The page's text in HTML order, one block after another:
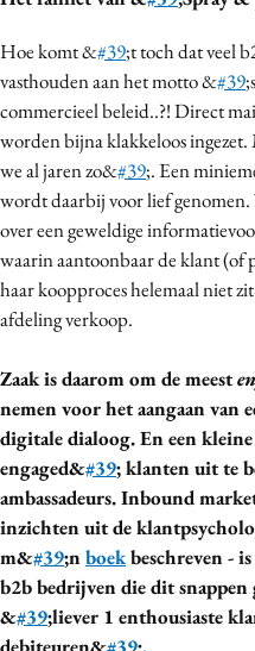
Hoe komt &#39;t toch dat veel
vasthouden aan het motto &#39
commercieel beleid..?! Direct
worden bijna klakkeloos
we al jaren zo&#39;. Een
wordt daarbij voor lief
over een geweldige
waarin aantoonbaar de klant (of
haar koopproces helemaal niet
afdeling verkoop.
Zaak is daarom om de meest
nemen voor het aangaan van
digitale dialoog. En een
engaged&#39; klanten uit te
ambassadeurs. Inbound
inzichten uit de
m&#39;nboekbeschreven -
b2b bedrijven die dit
&#39;liever 1 enthousiaste